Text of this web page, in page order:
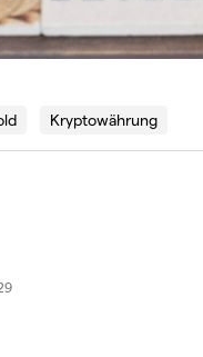
Kryptowährung